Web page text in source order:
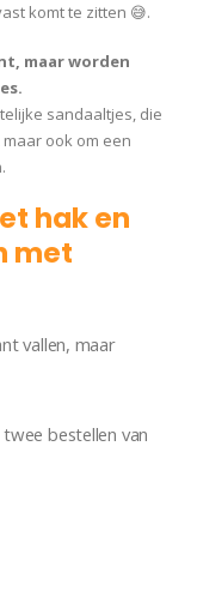
komt te zitten 😅.
maar worden
sandaaltjes, die
ook om een
hak en
met
vallen, maar
bestellen van